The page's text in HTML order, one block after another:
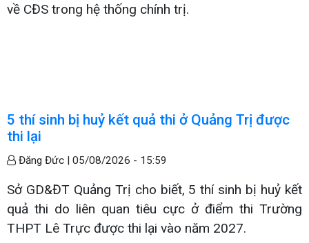
về CĐS trong hệ thống chính trị.
5 thí sinh bị huỷ kết quả thi ở Quảng Trị được
thi lại
Đăng Đức | 05/08/2026 - 15:59
Sở GD&ĐT Quảng Trị cho biết, 5 thí sinh bị huỷ kết
quả thi do liên quan tiêu cực ở điểm thi Trường
THPT Lê Trực được thi lại vào năm 2027.